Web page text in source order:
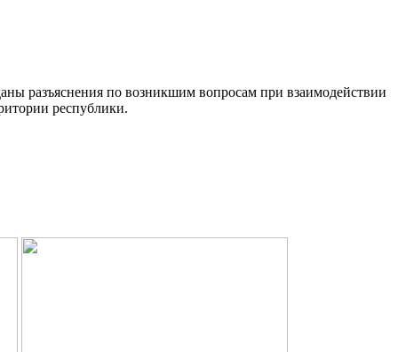
разъяснения по возникшим вопросам при взаимодействии
республики.